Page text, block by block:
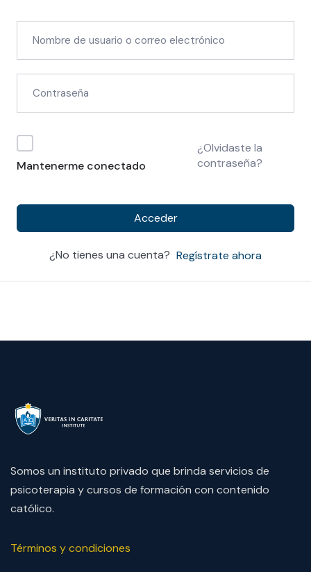
Mantenerme conectado
¿Olvidaste la
contraseña?
Acceder
¿No tienes una cuenta? Regístrate ahora
Somos un instituto privado que brinda servicios de
psicoterapia y cursos de formación con contenido
católico.
Términos y condiciones